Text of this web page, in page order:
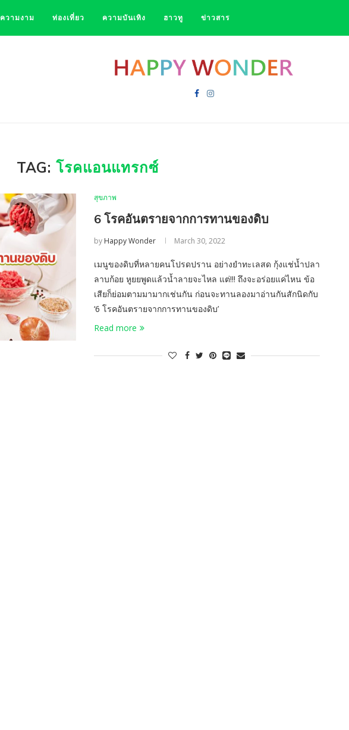
ความงาม ท่องเที่ยว ความบันเทิง ฮาวทู ข่าวสาร
TAG:โรคแอนแทรกซ์
สุขภาพ
6 โรคอันตรายจากการทานของดิบ
by Happy Wonder March 30, 2022
เมนูของดิบที่หลายคนโปรดปราน อย่างยำทะเลสด กุ้งแช่น้ำปลา
ลาบก้อย หูยยพูดแล้วน้ำลายจะไหล แต่!!! ถึงจะอร่อยแค่ไหน ข้อ
เสียก็ย่อมตามมามากเช่นกัน ก่อนจะทานลองมาอ่านกันสักนิดกับ
‘6 โรคอันตรายจากการทานของดิบ’
Read more